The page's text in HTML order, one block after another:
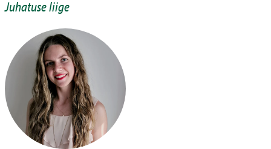
Juhatuse liige